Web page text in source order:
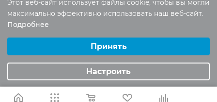
Авторские права защищены. Воспроизведение
материалов сайта без письменного разрешения
Этот веб-сайт использует файлы cookie, чтобы вы могли
максимально эффективно использовать наш веб-сайт.
Подробнее
Аналитические/Функциональные
Принять
Настроить